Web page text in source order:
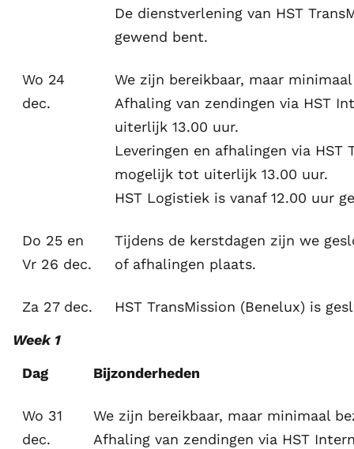
De dienstverlening van HST
gewend bent.
Wo 24
dec.
We zijn bereikbaar, maar
Afhaling van zendingen via HST
uiterlijk 13.00 uur.
Leveringen en afhalingen via HST
mogelijk tot uiterlijk 13.00 uur.
HST Logistiek is vanaf 12.00 uur
Do 25 en
Vr 26 dec.
Tijdens de kerstdagen zijn we
of afhalingen plaats.
Za 27 dec.
HST TransMission (Benelux) is
Week 1
Dag
Bijzonderheden
Wo 31
dec.
We zijn bereikbaar, maar minimaal
Afhaling van zendingen via HST